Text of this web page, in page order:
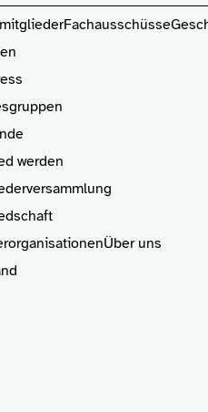
Fachausschüsse
werden
Über uns